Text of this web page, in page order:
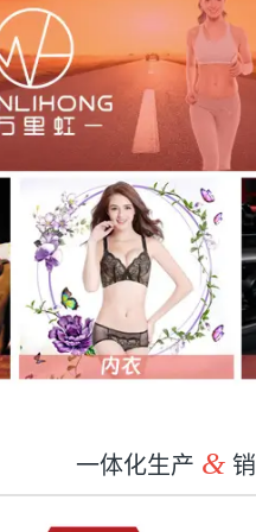
一体化生产 &